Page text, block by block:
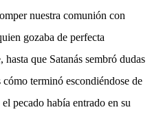
nuestra comunión con
gozaba de perfecta
que Satanás sembró dudas
terminó escondiéndose de
pecado había entrado en su